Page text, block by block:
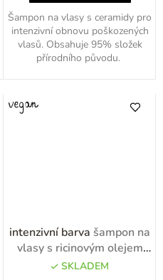
Šampon na vlasy s ceramidy pro
intenzivní obnovu poškozených
vlasů. Obsahuje 95% složek
přírodního původu.
intenzivní barva šampon na
vlasy s ricinovým olejem
400ml
SKLADEM